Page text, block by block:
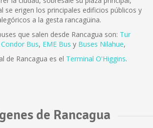
se erigen los principales edificios públicos y
a la gesta rancagüina.
que salen desde Rancagua son: Tur
Condor Bus, EME Bus y Buses Nilahue,
de Rancagua es el Terminal O'Higgins.
de Rancagua